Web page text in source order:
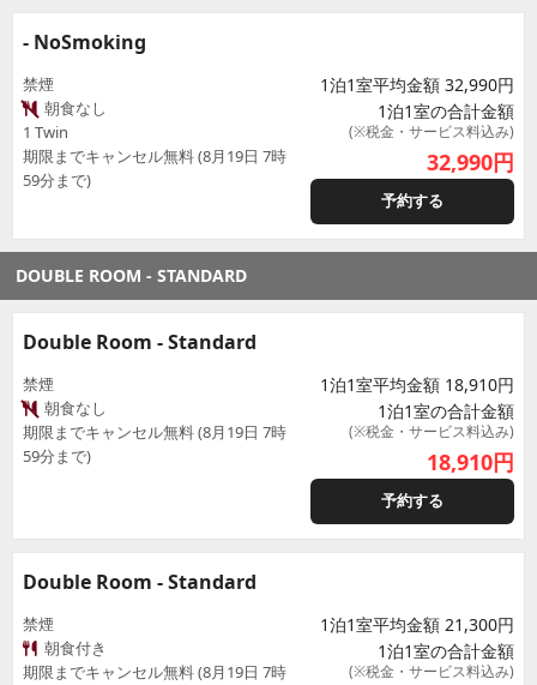
- NoSmoking
禁煙
朝食なし
1 Twin
期限までキャンセル無料 (8月19日 7時
59分まで)
1泊1室平均金額 32,990円
1泊1室の合計金額
(※税金・サービス料込み)
32,990円
予約する
DOUBLE ROOM - STANDARD
Double Room - Standard
禁煙
朝食なし
期限までキャンセル無料 (8月19日 7時
59分まで)
1泊1室平均金額 18,910円
1泊1室の合計金額
(※税金・サービス料込み)
18,910円
予約する
Double Room - Standard
禁煙
朝食付き
期限までキャンセル無料 (8月19日 7時
1泊1室平均金額 21,300円
1泊1室の合計金額
(※税金・サービス料込み)